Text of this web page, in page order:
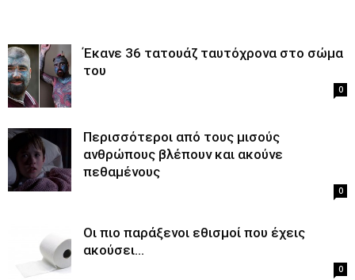
Έκανε 36 τατουάζ ταυτόχρονα στο σώμα
του
0
Περισσότεροι από τους μισούς
ανθρώπους βλέπουν και ακούνε
πεθαμένους
0
Οι πιο παράξενοι εθισμοί που έχεις
ακούσει…
0